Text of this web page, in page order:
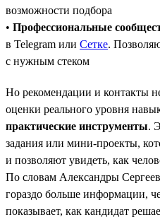
возможности подбора
• Профессиональные
в Telegram или Сетке.
с нужным стеком
Но рекомендации и контакты
оценки реального уровня
практические инструменты.
задания или мини-проекты,
и позволяют увидеть, как
По словам Александры
гораздо больше информации,
показывает, как кандидат